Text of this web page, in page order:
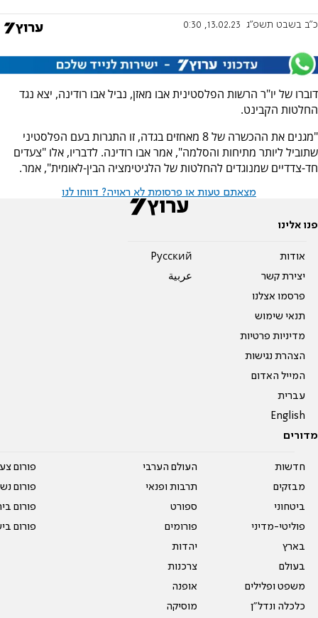
כ"ב בשבט תשפ"ג 13.02.23, 0:30
דוברו של יו"ר הרשות הפלסטינית אבו מאזן, נביל אבו רודינה, יצא נגד
החלטות הקבינט.
"מגנים את ההכשרה של 8 מאחזים בגדה, זו התגרות בעם הפלסטיני
שתוביל ליותר מתיחות והסלמה", אמר אבו רודינה. לדבריו, אלו "צעדים
חד-צדדיים שמנוגדים להחלטות של הלגיטימציה הבין-לאומית", אמר.
מצאתם טעות או פרסומת לא ראויה? דווחו לנו
פנו אלינו
אודות
יצירת קשר
פרסמו אצלנו
תנאי שימוש
מדיניות פרטיות
הצהרת נגישות
המייל האדום
עברית
English
Pусский
عربية
מדורים
חדשות
מבזקים
ביטחוני
פוליטי-מדיני
בארץ
בעולם
משפט ופלילים
כלכלה ונדל"ן
העולם הערבי
תרבות ופנאי
ספורט
פורומים
יהדות
צרכנות
אופנה
מוסיקה
פורום
פורום
פורום
פורום